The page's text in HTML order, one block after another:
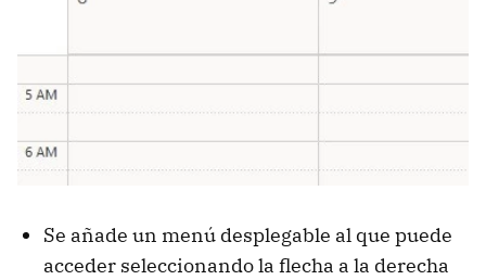
Se añade un menú desplegable al que puede
acceder seleccionando la flecha a la derecha